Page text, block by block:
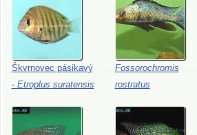
Škvrnovec pásikavý
- Etroplus suratensis
Fossorochromis
rostratus